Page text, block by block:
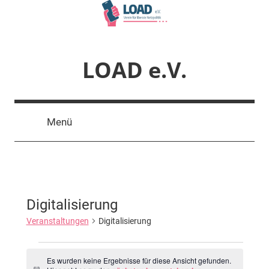
LOAD e.V.
Menü
Digitalisierung
Veranstaltungen Digitalisierung
Veranstaltungen
Es wurden keine Ergebnisse für diese Ansicht gefunden.